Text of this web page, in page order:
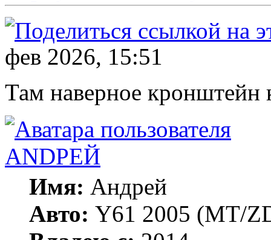
фев 2026, 15:51
Там наверное кронштейн
ANDРЕЙ
Имя: Андрей
Авто: Y61 2005 (МT/